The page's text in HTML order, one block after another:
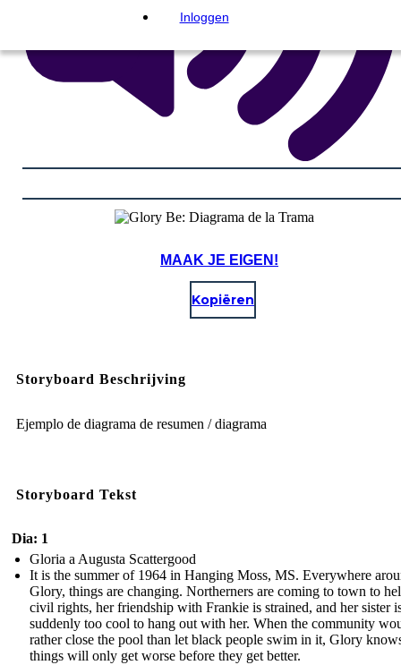
Inloggen
MAAK JE EIGEN!
Kopiëren
Storyboard Beschrijving
Ejemplo de diagrama de resumen / diagrama
Storyboard Tekst
Dia: 1
Gloria a Augusta Scattergood
It is the summer of 1964 in Hanging Moss, MS. Everywhere
Glory, things are changing. Northerners are coming to town to
civil rights, her friendship with Frankie is strained, and her sister
suddenly too cool to hang out with her. When the community
rather close the pool than let black people swim in it, Glory
things will only get worse before they get better.